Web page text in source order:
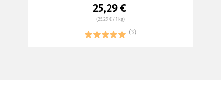
25,29 €
(25,29 €/ 1 kg)
(3)